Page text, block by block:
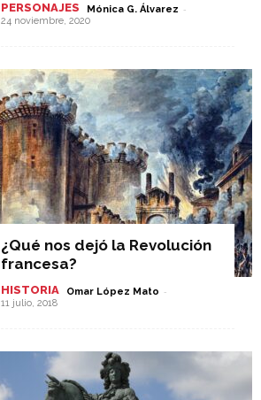
PERSONAJES Mónica G. Álvarez -
24 noviembre, 2020
¿Qué nos dejó la Revolución
francesa?
HISTORIA Omar López Mato -
11 julio, 2018